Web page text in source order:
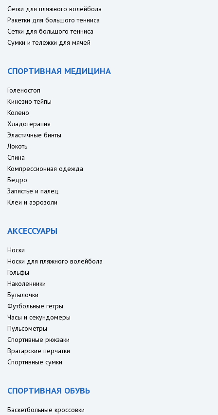
Сетки для пляжного волейбола
Ракетки для большого тенниса
Сетки для большого тенниса
Сумки и тележки для мячей
СПОРТИВНАЯ МЕДИЦИНА
Голеностоп
Кинезио тейпы
Колено
Хладотерапия
Эластичные бинты
Локоть
Спина
Компрессионная одежда
Бедро
Запястье и палец
Клеи и аэрозоли
АКСЕССУАРЫ
Носки
Носки для пляжного волейбола
Гольфы
Наколенники
Бутылочки
Футбольные гетры
Часы и секундомеры
Пульсометры
Спортивные рюкзаки
Вратарские перчатки
Спортивные сумки
СПОРТИВНАЯ ОБУВЬ
Баскетбольные кроссовки